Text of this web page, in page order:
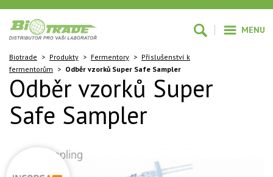
MENU
Biotrade > Produkty > Fermentory > Příslušenství k
fermentorům > Odběr vzorků Super Safe Sampler
Odběr vzorků Super
Safe Sampler